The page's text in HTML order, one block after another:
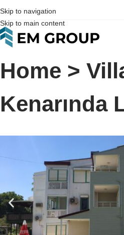
Skip to navigation
Skip to main content
Home >
Kenarında